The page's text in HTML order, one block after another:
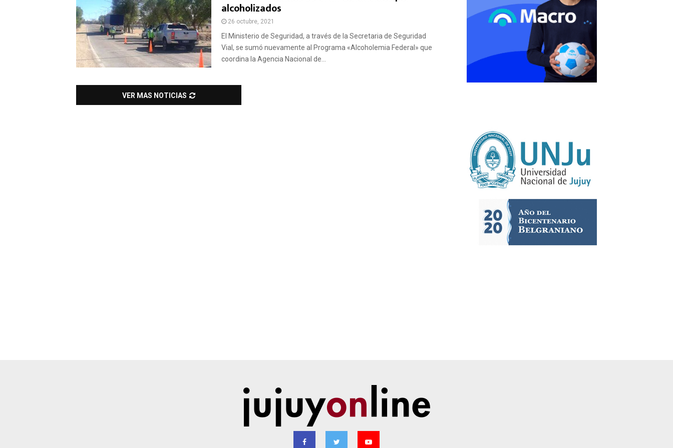
alcoholizados
26 octubre, 2021
El Ministerio de Seguridad, a través de la Secretaria de Seguridad
Vial, se sumó nuevamente al Programa «Alcoholemia Federal» que
coordina la Agencia Nacional de...
VER MAS NOTICIAS